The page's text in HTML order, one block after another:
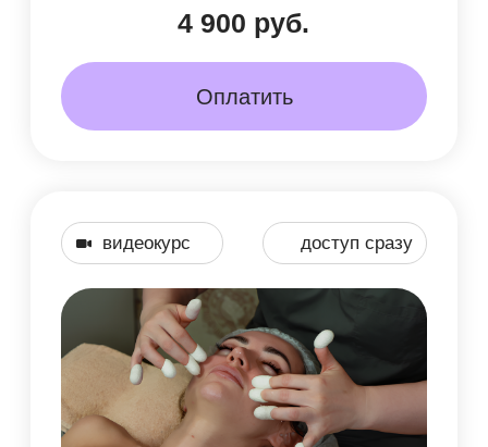
ИИ ассистента "Аика", 180
Оплатить
Доступ после оплаты
Руководства и